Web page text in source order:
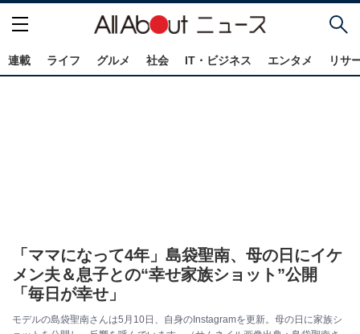
連載 ライフ グルメ 社会 IT・ビジネス エンタメ リサ
「ママになって4年」島袋聖南、母の日にイケ
メン夫＆息子との“幸せ家族ショット”公開
「毎日が幸せ」
モデルの島袋聖南さんは5月10日、自身のInstagramを更新。母の日に家族シ